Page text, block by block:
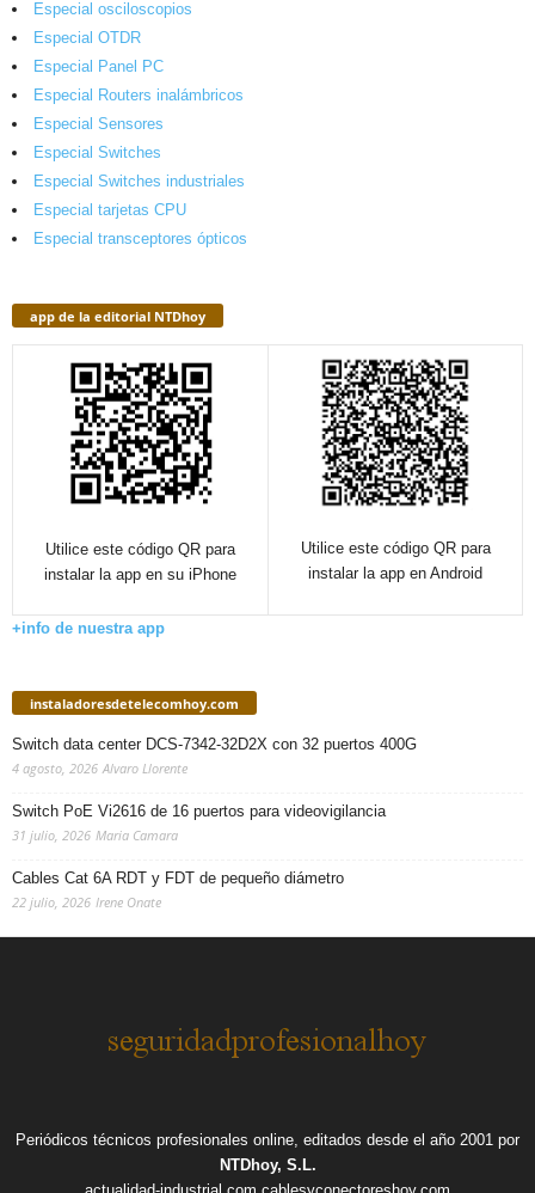
Especial osciloscopios
Especial OTDR
Especial Panel PC
Especial Routers inalámbricos
Especial Sensores
Especial Switches
Especial Switches industriales
Especial tarjetas CPU
Especial transceptores ópticos
app de la editorial NTDhoy
Utilice este código QR para
instalar la app en su iPhone
Utilice este código QR para
instalar la app en Android
+info de nuestra app
instaladoresdetelecomhoy.com
Switch data center DCS-7342-32D2X con 32 puertos 400G
4 agosto, 2026 Alvaro Llorente
Switch PoE Vi2616 de 16 puertos para videovigilancia
31 julio, 2026 Maria Camara
Cables Cat 6A RDT y FDT de pequeño diámetro
22 julio, 2026 Irene Onate
Periódicos técnicos profesionales online, editados desde el año 2001 por
NTDhoy, S.L.